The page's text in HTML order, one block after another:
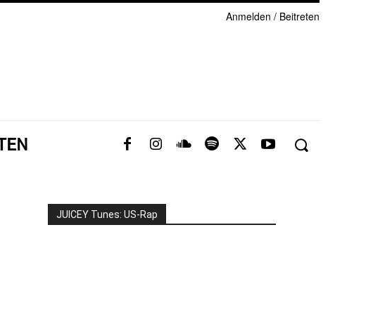
Anmelden / Beitreten
JUICEY Tunes: US-Rap